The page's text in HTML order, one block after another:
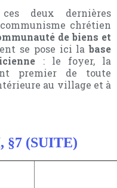
deux dernières
chrétien
de biens et
se pose ici labase
: le foyer, la
premier de toute
au village et à
(SUITE)